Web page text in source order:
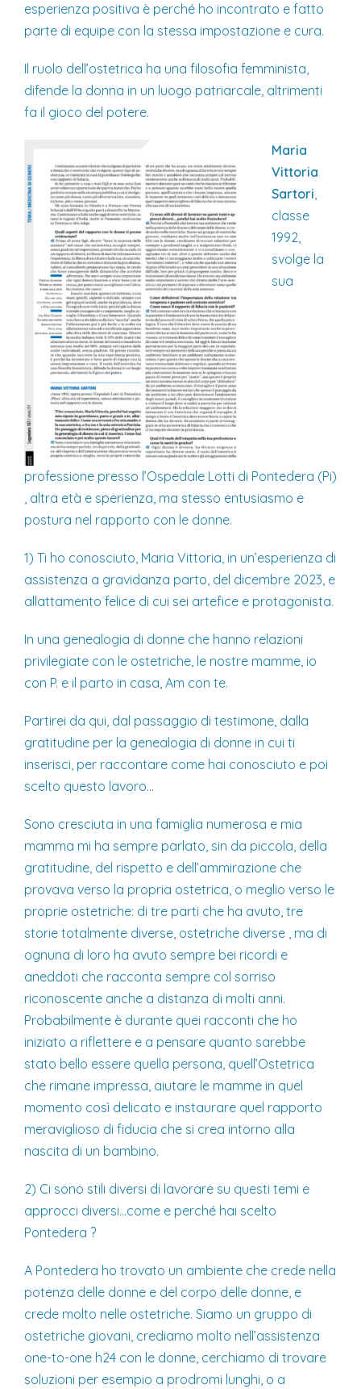
esperienza positiva è perché ho incontrato e fatto
parte di equipe con la stessa impostazione e cura.
Il ruolo dell’ostetrica ha una filosofia femminista,
difende la donna in un luogo patriarcale, altrimenti
fa il gioco del potere.
Maria
Vittoria
Sartori,
classe
1992,
svolge la
sua
professione presso l’Ospedale Lotti di Pontedera (Pi)
, altra età e sperienza, ma stesso entusiasmo e
postura nel rapporto con le donne.
1) Ti ho conosciuto, Maria Vittoria, in un’esperienza di
assistenza a gravidanza parto, del dicembre 2023, e
allattamento felice di cui sei artefice e protagonista.
In una genealogia di donne che hanno relazioni
privilegiate con le ostetriche, le nostre mamme, io
con P. e il parto in casa, Am con te.
Partirei da qui, dal passaggio di testimone, dalla
gratitudine per la genealogia di donne in cui ti
inserisci, per raccontare come hai conosciuto e poi
scelto questo lavoro…
Sono cresciuta in una famiglia numerosa e mia
mamma mi ha sempre parlato, sin da piccola, della
gratitudine, del rispetto e dell’ammirazione che
provava verso la propria ostetrica, o meglio verso le
proprie ostetriche: di tre parti che ha avuto, tre
storie totalmente diverse, ostetriche diverse , ma di
ognuna di loro ha avuto sempre bei ricordi e
aneddoti che racconta sempre col sorriso
riconoscente anche a distanza di molti anni.
Probabilmente è durante quei racconti che ho
iniziato a riflettere e a pensare quanto sarebbe
stato bello essere quella persona, quell’Ostetrica
che rimane impressa, aiutare le mamme in quel
momento così delicato e instaurare quel rapporto
meraviglioso di fiducia che si crea intorno alla
nascita di un bambino.
2) Ci sono stili diversi di lavorare su questi temi e
approcci diversi…come e perché hai scelto
Pontedera ?
A Pontedera ho trovato un ambiente che crede nella
potenza delle donne e del corpo delle donne, e
crede molto nelle ostetriche. Siamo un gruppo di
ostetriche giovani, crediamo molto nell’assistenza
one-to-one h24 con le donne, cerchiamo di trovare
soluzioni per esempio a prodromi lunghi, o a